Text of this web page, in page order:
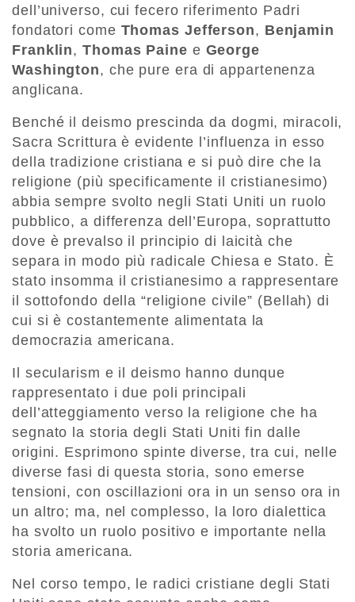
dell’universo, cui fecero riferimento Padri
fondatori come Thomas Jefferson, Benjamin
Franklin,Thomas Paine e George
Washington, che pure era di appartenenza
anglicana.
Benché il deismo prescinda da dogmi, miracoli,
Sacra Scrittura è evidente l’influenza in esso
della tradizione cristiana e si può dire che la
religione (più specificamente il cristianesimo)
abbia sempre svolto negli Stati Uniti un ruolo
pubblico, a differenza dell’Europa, soprattutto
dove è prevalso il principio di laicità che
separa in modo più radicale Chiesa e Stato. È
stato insomma il cristianesimo a rappresentare
il sottofondo della “religione civile” (Bellah) di
cui si è costantemente alimentata la
democrazia americana.
Il secularism e il deismo hanno dunque
rappresentato i due poli principali
dell’atteggiamento verso la religione che ha
segnato la storia degli Stati Uniti fin dalle
origini. Esprimono spinte diverse, tra cui, nelle
diverse fasi di questa storia, sono emerse
tensioni, con oscillazioni ora in un senso ora in
un altro; ma, nel complesso, la loro dialettica
ha svolto un ruolo positivo e importante nella
storia americana.
Nel corso tempo, le radici cristiane degli Stati